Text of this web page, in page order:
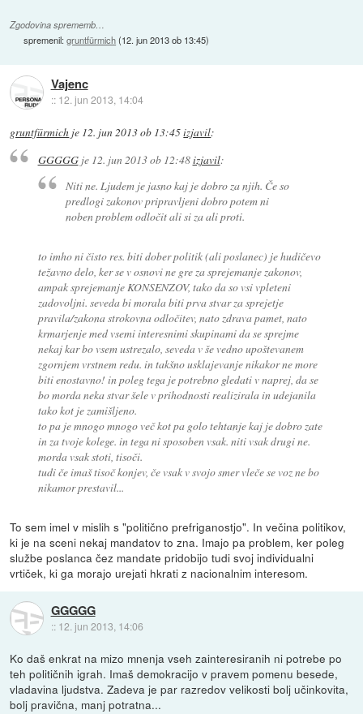
Zgodovina sprememb…
spremenil:gruntfürmich(12. jun 2013 ob 13:45)
Vajenc
:: 12. jun 2013, 14:04
gruntfürmich je 12. jun 2013 ob 13:45izjavil:
GGGGGje 12. jun 2013 ob 12:48izjavil:
Niti ne. Ljudem je jasno kaj je dobro za njih. Če so
predlogi zakonov pripravljeni dobro potem ni
noben problem odločit ali si za ali proti.
to imho ni čisto res. biti dober politik (ali poslanec) je hudičevo
težavno delo, ker se v osnovi ne gre za sprejemanje zakonov,
ampak sprejemanje KONSENZOV, tako da so vsi vpleteni
zadovoljni. seveda bi morala biti prva stvar za sprejetje
pravila/zakona strokovna odločitev, nato zdrava pamet, nato
krmarjenje med vsemi interesnimi skupinami da se sprejme
nekaj kar bo vsem ustrezalo, seveda v še vedno upoštevanem
zgornjem vrstnem redu. in takšno usklajevanje nikakor ne more
biti enostavno! in poleg tega je potrebno gledati v naprej, da se
bo morda neka stvar šele v prihodnosti realizirala in udejanila
tako kot je zamišljeno.
to pa je mnogo mnogo več kot pa golo tehtanje kaj je dobro zate
in za tvoje kolege. in tega ni sposoben vsak. niti vsak drugi ne.
morda vsak stoti, tisoči.
tudi če imaš tisoč konjev, če vsak v svojo smer vleče se voz ne bo
nikamor prestavil...
To sem imel v mislih s "politično prefriganostjo". In večina politikov,
ki je na sceni nekaj mandatov to zna. Imajo pa problem, ker poleg
službe poslanca čez mandate pridobijo tudi svoj individualni
vrtiček, ki ga morajo urejati hkrati z nacionalnim interesom.
GGGGG
:: 12. jun 2013, 14:06
Ko daš enkrat na mizo mnenja vseh zainteresiranih ni potrebe po
teh političnih igrah. Imaš demokracijo v pravem pomenu besede,
vladavina ljudstva. Zadeva je par razredov velikosti bolj učinkovita,
bolj pravična, manj potratna...